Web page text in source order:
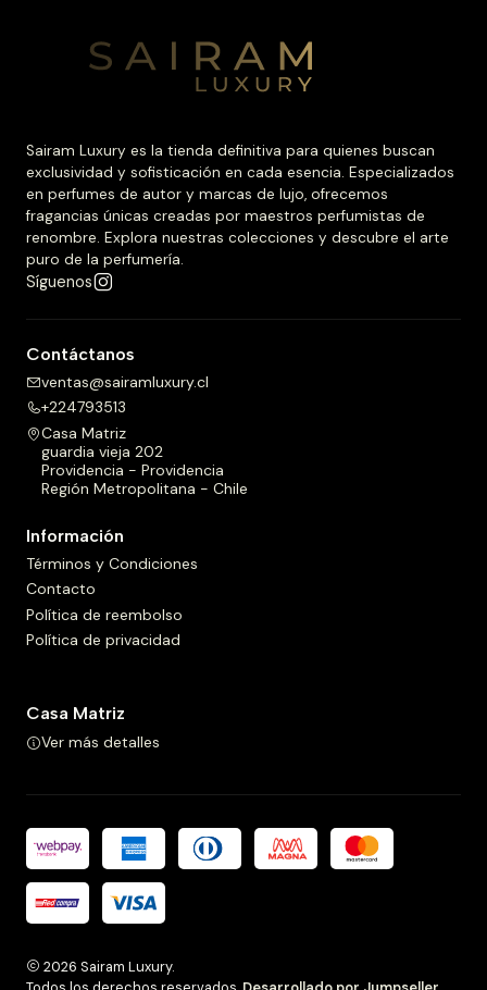
Sairam Luxury es la tienda definitiva para quienes buscan
exclusividad y sofisticación en cada esencia. Especializados
en perfumes de autor y marcas de lujo, ofrecemos
fragancias únicas creadas por maestros perfumistas de
renombre. Explora nuestras colecciones y descubre el arte
puro de la perfumería.
Síguenos
Contáctanos
ventas@sairamluxury.cl
+224793513
Casa Matriz
guardia vieja 202
Providencia - Providencia
Región Metropolitana - Chile
Información
Términos y Condiciones
Contacto
Política de reembolso
Política de privacidad
Casa Matriz
Ver más detalles
2026 Sairam Luxury.